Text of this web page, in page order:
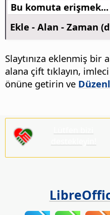
Bu komuta erişmek...
Ekle - Alan - Zaman
Slaytınıza eklenmiş bir
alana çift tıklayın,
önüne getirin ve